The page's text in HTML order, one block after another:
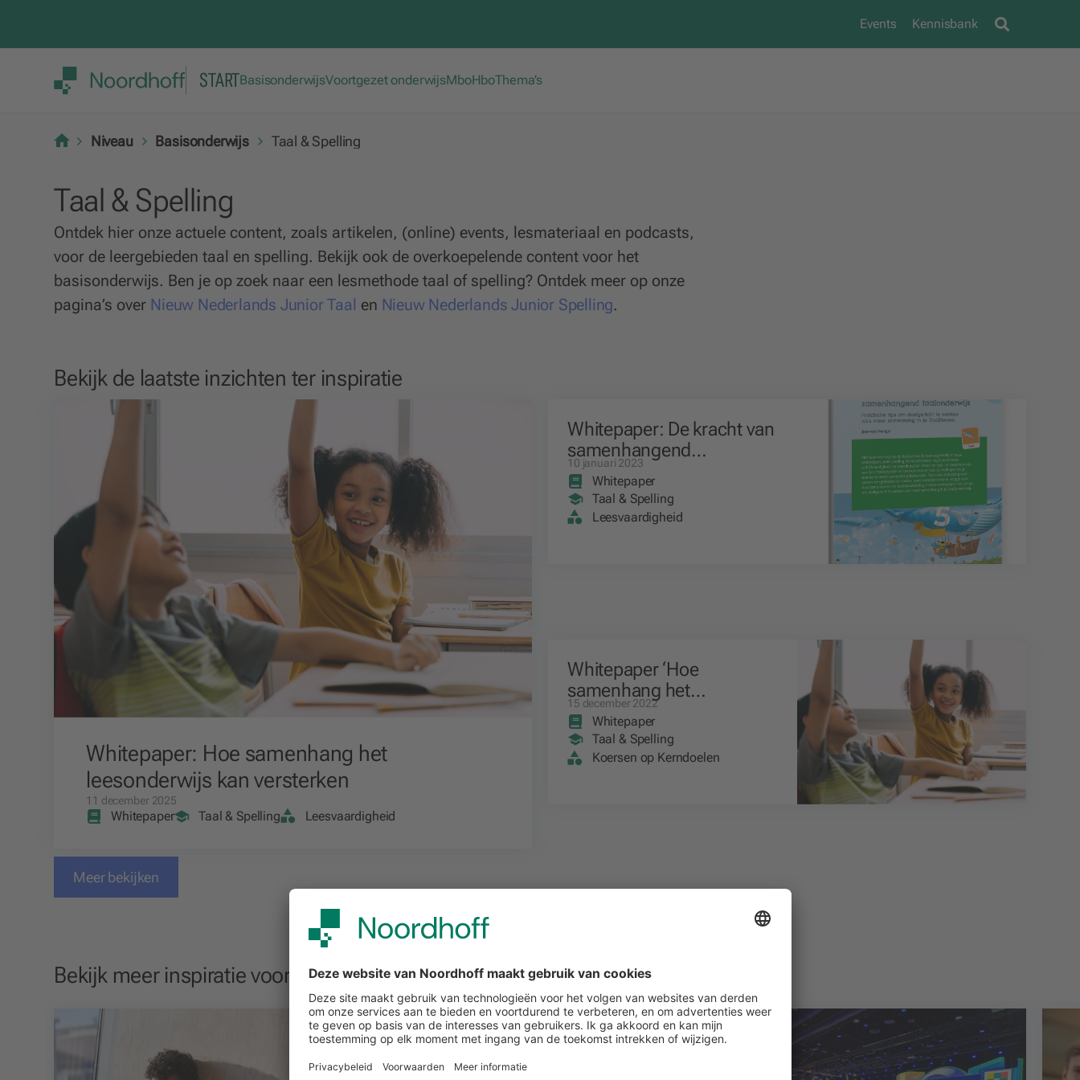
Events Kennisbank
STARTBasisonderwijsVoortgezet onderwijsMboHboThema’s
Niveau Basisonderwijs Taal & Spelling
Taal & Spelling
Ontdek hier onze actuele content, zoals artikelen, (online) events, lesmateriaal en podcasts,
voor de leergebieden taal en spelling. Bekijk ook de overkoepelende content voor het
basisonderwijs. Ben je op zoek naar een lesmethode taal of spelling? Ontdek meer op onze
pagina’s over Nieuw Nederlands Junior Taal en Nieuw Nederlands Junior Spelling.
Bekijk de laatste inzichten ter inspiratie
Whitepaper: Hoe samenhang het
leesonderwijs kan versterken
11 december 2025
Whitepaper Taal & Spelling Leesvaardigheid
Whitepaper: De kracht van
samenhangend
taalonderwijs
10 januari 2023
Whitepaper
Taal & Spelling
Leesvaardigheid
Whitepaper ‘Hoe
samenhang het
leesonderwijs kan
versterken’
15 december 2022
Whitepaper
Taal & Spelling
Koersen op Kerndoelen
Meer bekijken
Bekijk meer inspiratie voor hetbasisonderwijs